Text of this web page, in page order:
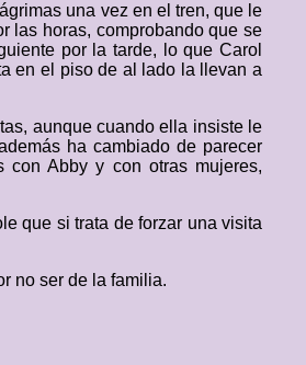
una vez en el tren, que le
las horas, comprobando que se
por la tarde, lo que Carol
en el piso de al lado la llevan a
aunque cuando ella insiste le
ha cambiado de parecer
con Abby y con otras mujeres,
que si trata de forzar una visita
no ser de la familia.